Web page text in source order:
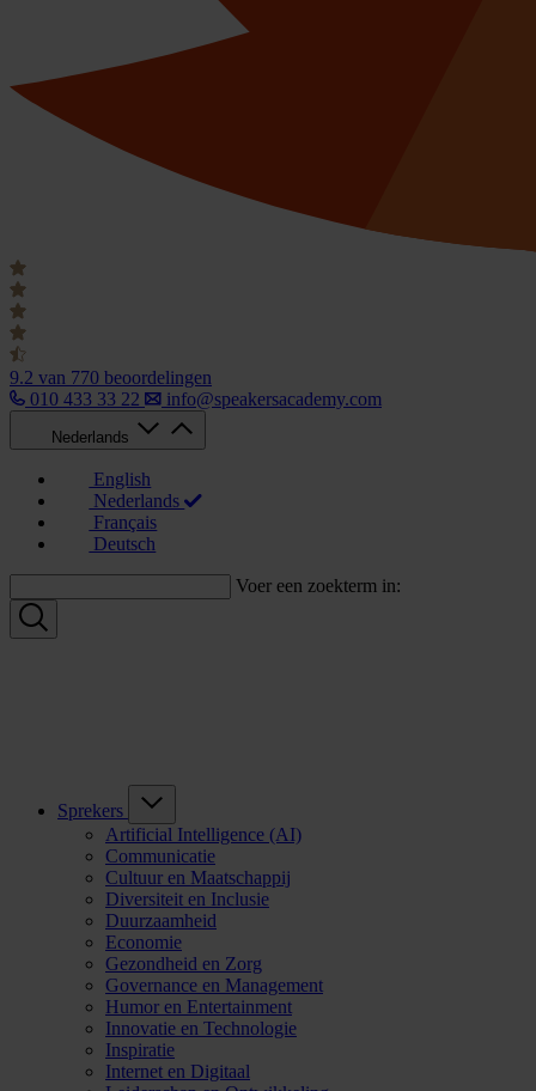
9.2 van 770 beoordelingen
010 433 33 22
info@speakersacademy.com
Nederlands
English
Nederlands
Français
Deutsch
Voer een zoekterm in:
Sprekers
Artificial Intelligence (AI)
Communicatie
Cultuur en Maatschappij
Diversiteit en Inclusie
Duurzaamheid
Economie
Gezondheid en Zorg
Governance en Management
Humor en Entertainment
Innovatie en Technologie
Inspiratie
Internet en Digitaal